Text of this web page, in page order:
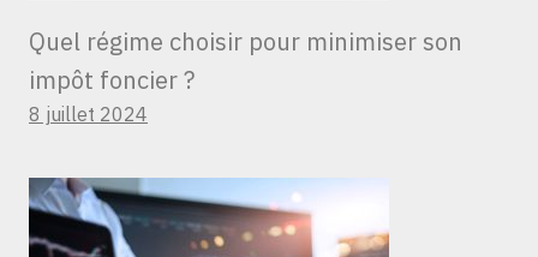
Quel régime choisir pour minimiser son
impôt foncier ?
8 juillet 2024